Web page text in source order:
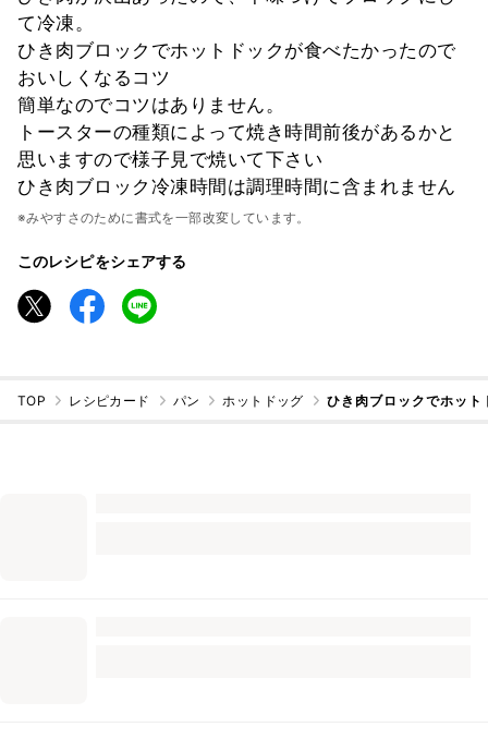
て冷凍。
ひき肉ブロックでホットドックが食べたかったので
おいしくなるコツ
簡単なのでコツはありません。
トースターの種類によって焼き時間前後があるかと
思いますので様子見で焼いて下さい
ひき肉ブロック冷凍時間は調理時間に含まれません
※みやすさのために書式を一部改変しています。
このレシピをシェアする
TOP レシピカード パン ホットドッグ ひき肉ブロックでホッ